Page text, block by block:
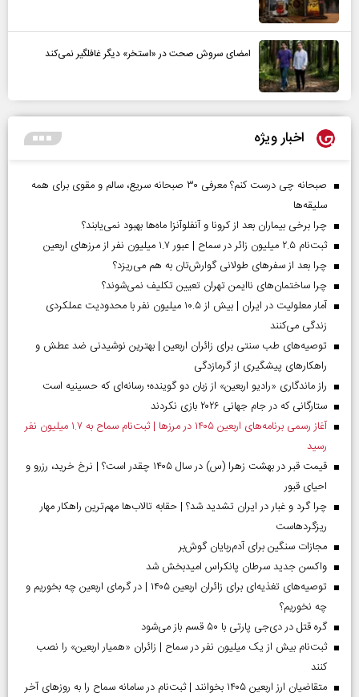
امضای سروش صحت در «استخر» دیگر غافلگیر نمی‌کند
اخبار ویژه
صبحانه چی درست کنم؟ معرفی ۳۰ صبحانه سریع، سالم و مقوی برای همه
سلیقه‌ها
چرا برخی بیماران بعد از کرونا و آنفلوآنزا ماه‌ها بهبود نمی‌یابند؟
ثبت‌نام ۲.۵ میلیون زائر در سماح | عبور ۱.۷ میلیون نفر از مرز‌های اربعین
چرا بعد از سفرهای طولانی گوارش‌تان به هم می‌ریزد؟
چرا ساختمان‌های ناایمن تهران تعیین تکلیف نمی‌شوند؟
آمار معلولیت در ایران | بیش از ۱۰.۵ میلیون نفر با محدودیت عملکردی
زندگی می‌کنند
توصیه‌های طب سنتی برای زائران اربعین | بهترین نوشیدنی ضد عطش و
راهکارهای پیشگیری از گرمازدگی
راز ماندگاری «رادیو اربعین» از زبان دو گوینده؛ رسانه‌ای که حسینیه است
ستارگانی که در جام جهانی ۲۰۲۶ بازی نکردند
آغاز رسمی برنامه‌های اربعین ۱۴۰۵ در مرز‌ها | ثبت‌نام سماح به ۱.۷ میلیون نفر
رسید
قیمت قبر در بهشت زهرا (س) در سال ۱۴۰۵ چقدر است؟ | نرخ خرید، رزرو و
احیای قبور
چرا گرد و غبار در ایران تشدید شد؟ | حقابه تالاب‌ها مهم‌ترین راهکار مهار
ریزگردهاست
مجازات سنگین برای آدم‌ربایان گوش‌بر
واکسن جدید سرطان پانکراس امیدبخش شد
توصیه‌های تغذیه‌ای برای زائران اربعین ۱۴۰۵ | در گرمای اربعین چه بخوریم و
چه نخوریم؟
گره قتل در دی‌جی پارتی با ۵۰ قسم باز می‌شود
ثبت‌نام بیش از یک میلیون نفر در سماح | زائران «همیار اربعین» را نصب
کنند
متقاضیان ارز اربعین ۱۴۰۵ بخوانند | ثبت‌نام در سامانه سماح را به روز‌های آخر